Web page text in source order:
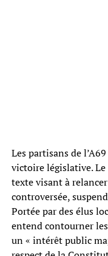
Les partisans de
victoire législative.
texte visant à
controversée,
Portée par des élus
entend contourner
un « intérêt public